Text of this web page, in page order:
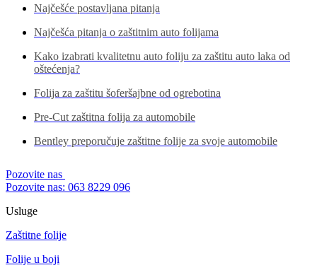
Najčešće postavljana pitanja
Najčešća pitanja o zaštitnim auto folijama
Kako izabrati kvalitetnu auto foliju za zaštitu auto laka od
oštećenja?
Folija za zaštitu šoferšajbne od ogrebotina
Pre-Cut zaštitna folija za automobile
Bentley preporučuje zaštitne folije za svoje automobile
Pozovite nas
Pozovite nas: 063 8229 096
Usluge
Zaštitne folije
Folije u boji